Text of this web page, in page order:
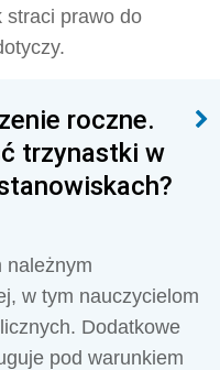
straci prawo do
roczne.
trzynastki w
należnym
w tym nauczycielom
Dodatkowe
pod warunkiem